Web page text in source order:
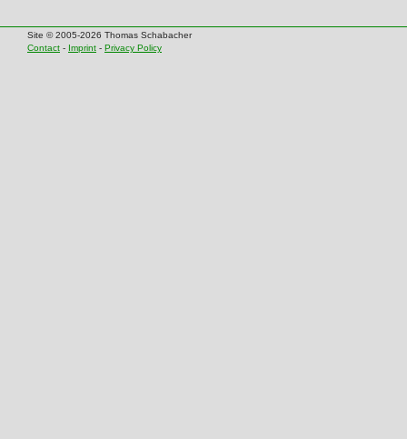
Site © 2005-2026 Thomas Schabacher
Contact - Imprint - Privacy Policy